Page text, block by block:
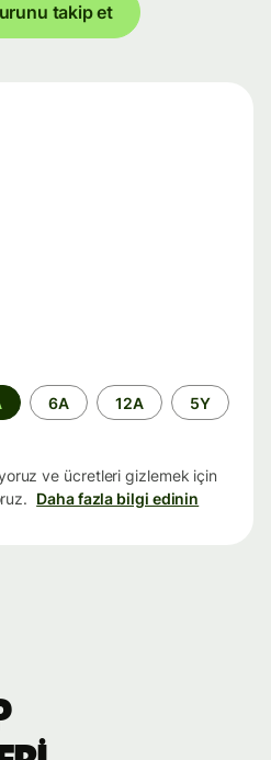
takip et
6A 12A 5Y
ve ücretleri gizlemek için
Daha fazla bilgi edinin